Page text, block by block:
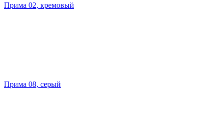
Прима 02, кремовый
Прима 08, серый